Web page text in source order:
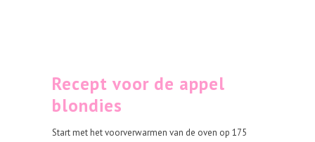
Recept voor de appel
blondies
Start met het voorverwarmen van de oven op 175